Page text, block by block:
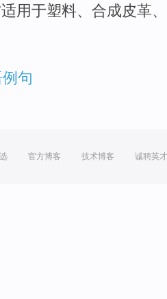
适用于塑料、 合成皮革
句
官方博客 技术博客 诚聘英才